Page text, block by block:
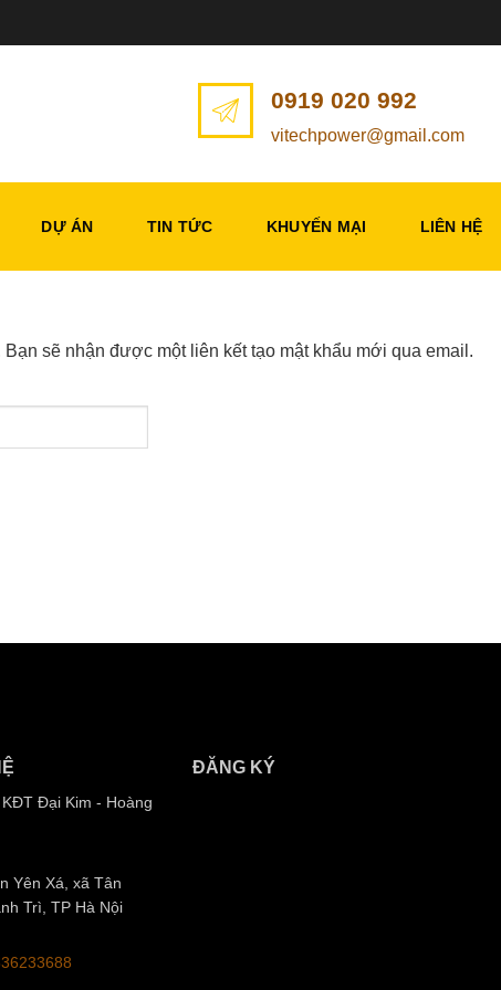
0919 020 992
vitechpower@gmail.com
DỰ ÁN TIN TỨC KHUYẾN MẠI LIÊN HỆ
sẽ nhận được một liên kết tạo mật khẩu mới qua email.
Đại Kim - Hoàng
Yên Xá, xã Tân
Trì, TP Hà Nội
ĐĂNG KÝ